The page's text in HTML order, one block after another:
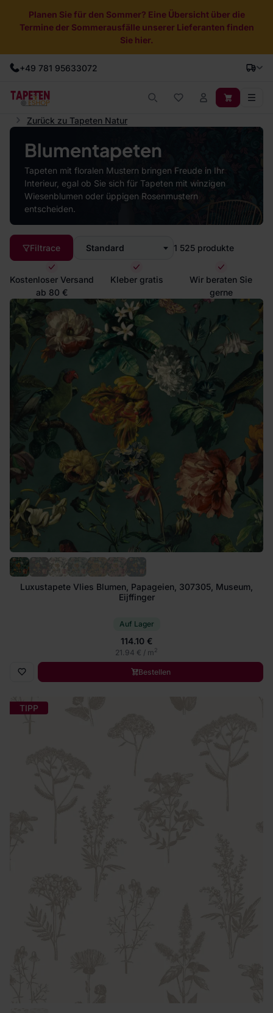
Planen Sie für den Sommer? Eine Übersicht über die
Termine der Sommerausfälle unserer Lieferanten finden
Sie hier.
+49 781 95633072
Zurück zu Tapeten Natur
Blumentapeten
Tapeten mit floralen Mustern bringen Freude in Ihr
Interieur, egal ob Sie sich für Tapeten mit winzigen
Wiesenblumen oder üppigen Rosenmustern
entscheiden.
Filtrace Standard 1 525 produkte
Kostenloser Versand
ab 80 €
Kleber gratis
Wir beraten Sie
gerne
Luxustapete Vlies Blumen, Papageien, 307305, Museum,
Eijffinger
Auf Lager
114.10 €
21.94 € / m2
Bestellen
TIPP